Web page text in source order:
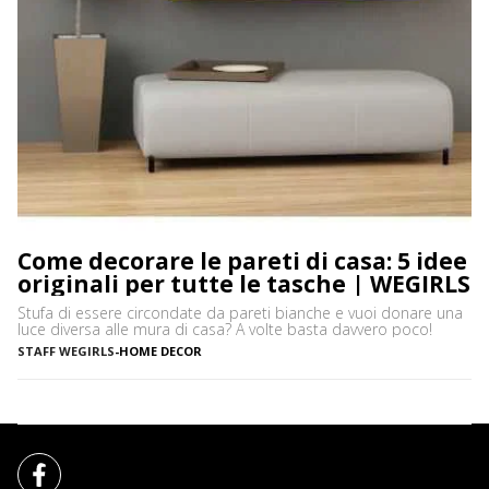
Come decorare le pareti di casa: 5 idee
originali per tutte le tasche | WEGIRLS
Stufa di essere circondate da pareti bianche e vuoi donare una
luce diversa alle mura di casa? A volte basta davvero poco!
STAFF WEGIRLS-HOME DECOR